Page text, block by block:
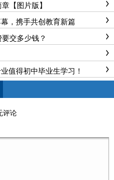
【图片版】
，携手共创教育新篇
交多少钱？
值得初中毕业生学习！
评论